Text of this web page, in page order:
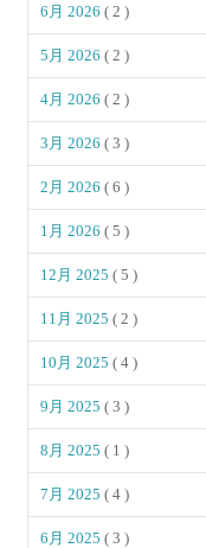
6月 2026( 2 )
5月 2026( 2 )
4月 2026( 2 )
3月 2026( 3 )
2月 2026( 6 )
1月 2026( 5 )
12月 2025( 5 )
11月 2025( 2 )
10月 2025( 4 )
9月 2025( 3 )
8月 2025( 1 )
7月 2025( 4 )
6月 2025( 3 )